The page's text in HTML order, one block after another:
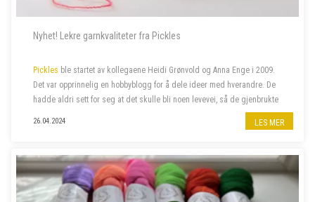
Nyhet! Lekre garnkvaliteter fra Pickles
Pickles ble startet av kollegaene Heidi Grønvold og Anna Enge i 2009.
Det var opprinnelig en hobbyblogg for å dele ideer med hverandre. De
hadde aldri sett for seg at det skulle bli noen levevei, så de gjenbrukte
domenenavnet Heidi hadde liggende fra et annet prosjekt, nemlig
26.04.2024 LES MER